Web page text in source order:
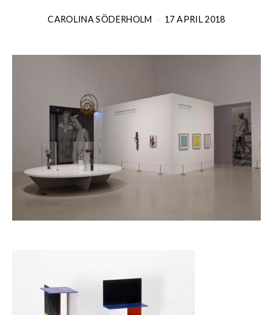
CAROLINA SÖDERHOLM 17 APRIL 2018